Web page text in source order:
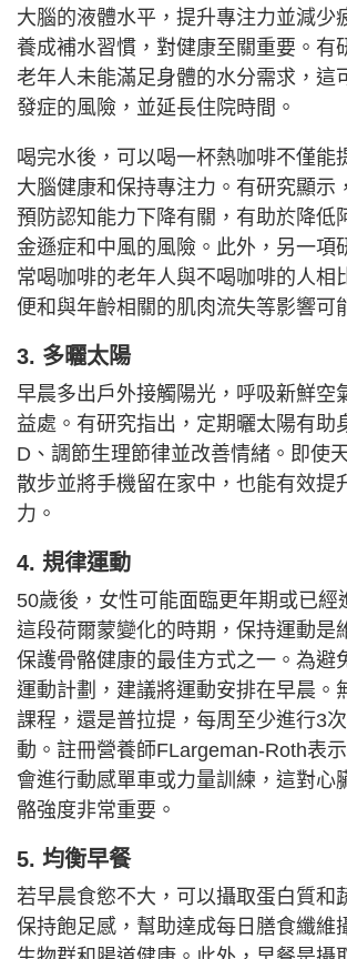
大腦的液體水平，提升專注力並減少
養成補水習慣，對健康至關重要。有
老年人未能滿足身體的水分需求，這
發症的風險，並延長住院時間。
喝完水後，可以喝一杯熱咖啡不僅能
大腦健康和保持專注力。有研究顯示
預防認知能力下降有關，有助於降低
金遜症和中風的風險。此外，另一項
常喝咖啡的老年人與不喝咖啡的人相
便和與年齡相關的肌肉流失等影響可
3. 多曬太陽
早晨多出戶外接觸陽光，呼吸新鮮空
益處。有研究指出，定期曬太陽有助
D、調節生理節律並改善情緒。即使
散步並將手機留在家中，也能有效提
力。
4. 規律運動
50歲後，女性可能面臨更年期或已經
這段荷爾蒙變化的時期，保持運動是
保護骨骼健康的最佳方式之一。為避
運動計劃，建議將運動安排在早晨。
課程，還是普拉提，每周至少進行3
動。註冊營養師FLargeman-Roth表
會進行動感單車或力量訓練，這對心
骼強度非常重要。
5. 均衡早餐
若早晨食慾不大，可以攝取蛋白質和
保持飽足感，幫助達成每日膳食纖維